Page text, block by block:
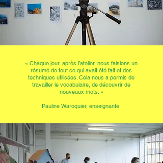
« Chaque jour, après l’atelier, nous faisions un
résumé de tout ce qui avait été fait et des
techniques utilisées. Cela nous a permis de
travailler le vocabulaire, de découvrir de
nouveaux mots. »
Pauline Waroquier, enseignante